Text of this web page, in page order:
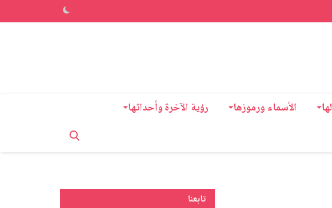
الأسماء ورموزها
رؤية الآخرة وأحداثها
تابعنا